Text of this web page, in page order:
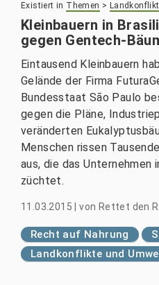
Existiert in Themen >
Kleinbauern in
gegen Gentech-
Eintausend Kleinbauern
Gelände der Firma
Bundesstaat São Paulo
gegen die Pläne,
veränderten
Menschen rissen
aus, die das Unternehmen
züchtet.
11.03.2015 |von Rettet den
Recht auf Nahrung
Landkonflikte und